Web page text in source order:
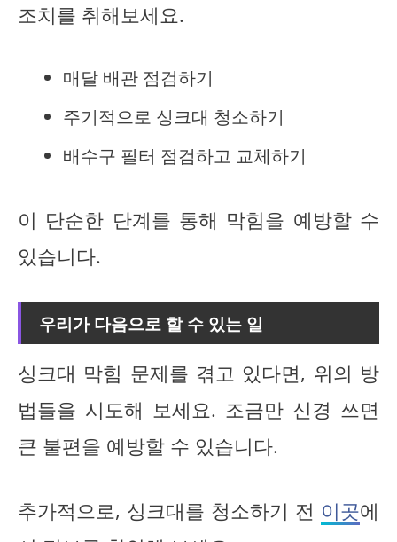
조치를 취해보세요.
매달 배관 점검하기
주기적으로 싱크대 청소하기
배수구 필터 점검하고 교체하기
이 단순한 단계를 통해 막힘을 예방할 수
있습니다.
우리가 다음으로 할 수 있는 일
싱크대 막힘 문제를 겪고 있다면, 위의 방
법들을 시도해 보세요. 조금만 신경 쓰면
큰 불편을 예방할 수 있습니다.
추가적으로, 싱크대를 청소하기 전 이곳에